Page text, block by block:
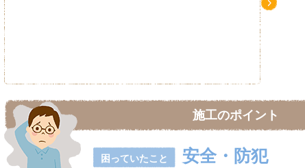
施工のポイント
困っていたこと 安全・防犯